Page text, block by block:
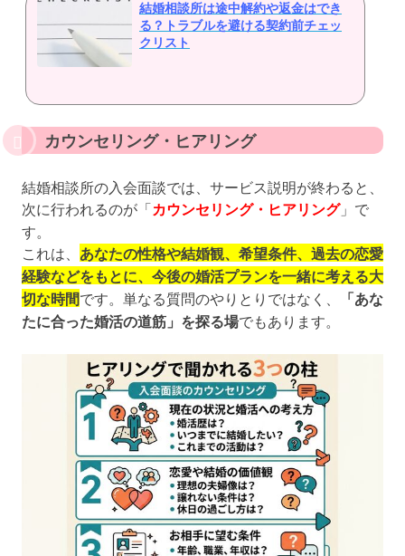
結婚相談所は途中解約や返金はでき
る？トラブルを避ける契約前チェッ
クリスト
カウンセリング・ヒアリング
結婚相談所の入会面談では、サービス説明が終わると、
次に行われるのが「カウンセリング・ヒアリング」で
す。
これは、 あなたの性格や結婚観、希望条件、過去の恋愛
経験などをもとに、今後の婚活プランを一緒に考える大
切な時間です。単なる質問のやりとりではなく、
「あな
たに合った婚活の道筋」を探る場でもあります。